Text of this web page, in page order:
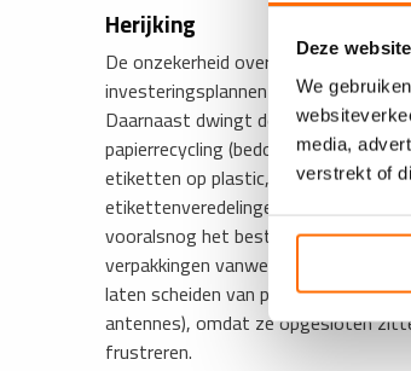
Deze
We
media,
verstrekt of
Herijking
De onzekerheid over de letterlijke
investeringsplannen oproepen. Zo
Daarnaast dwingt de uitgelekte
papierrecycling (bedoeld voor
etiketten op plastic, respectievelijk
etikettenveredelingen gaan
vooralsnog het beste worden
verpakkingen vanwege het daaróp
laten scheiden van plasticfilm,
antennes), omdat ze opgesloten
frustreren.